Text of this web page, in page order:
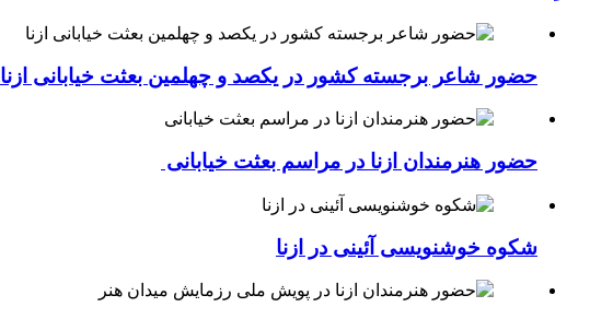
حضور شاعر برجسته کشور در یکصد و چهلمین بعثت خیابانی ازنا
حضور هنرمندان ازنا در مراسم بعثت خیابانی
شکوه خوشنویسی آئینی در ازنا